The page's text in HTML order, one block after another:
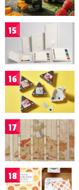
15
16
17
18